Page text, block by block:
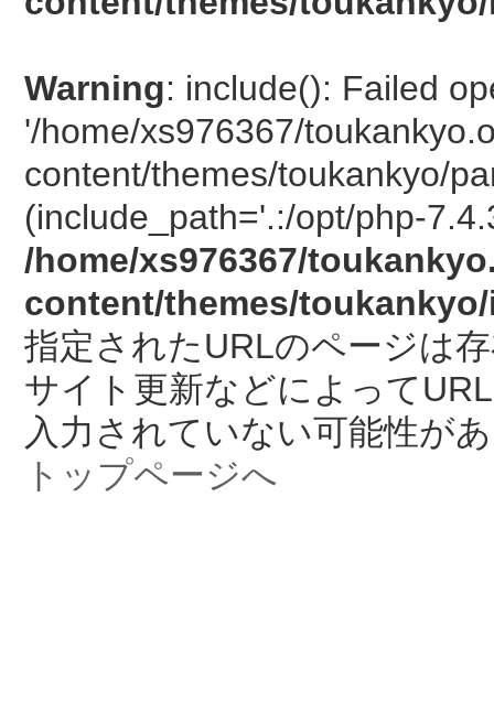
Warning: include(): Failed
'/home/xs976367/
content/themes/toukankyo/
(include_path='.:/opt/php-
/home/xs976367/
content/themes/
指定されたURLのページは
サイト更新などによって
入力されていない可能性が
トップページへ